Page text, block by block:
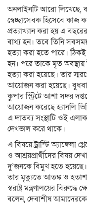
অনলাইনটি আরো লিখেছে,
স্বেচ্ছাসেবক হিসেবে কাজ
প্রত্যাখ্যান করা হয় এ
বাধ্য হন। তবে তিনি
হত্যা করা হতে পারে।
হন। পরে তাকে মৃত অবস্থায়
হত্যা করা হয়েছে। তার
আয়োজন করা হয়েছে।
কুপার স্ট্রিটে আশা সদর
আয়োজন করেছে হ্যানলি
এ দাতব্য সংস্থাটি ওই
দেখভাল করে থাকে।
এ বিষয়ে ট্রাস্টি অ্যাঙ্গেলা
ও আশ্রয়প্রার্থীদের বিষয়
দু’জনকে বিমুখ হতে
তার মৃত্যুতে আতঙ্ক ও
স্বরাষ্ট্র মন্ত্রণালয়ের বিরুদ্ধে
বলেন, দেবাশীষ